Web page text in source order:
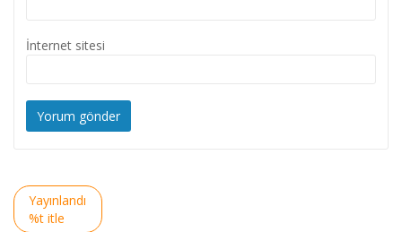
İnternet sitesi
Yazı
gezinmesi
Yayınlandı
%t itle